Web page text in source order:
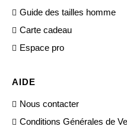
Guide des tailles homme
Carte cadeau
Espace pro
AIDE
Nous contacter
Conditions Générales de